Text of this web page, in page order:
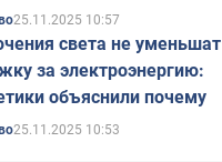
25.11.2025 10:57
света не уменьшат
за электроэнергию:
объяснили почему
25.11.2025 10:53